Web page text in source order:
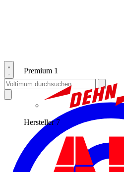
Premium 1
Hersteller 7